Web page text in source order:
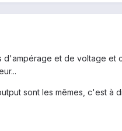
d'ampérage et de voltage
sont les mêmes, c'est à